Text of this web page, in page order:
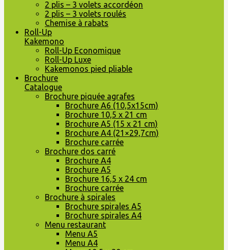
2 plis – 3 volets accordéon
2 plis – 3 volets roulés
Chemise à rabats
Roll-Up
Kakemono
Roll-Up Economique
Roll-Up Luxe
Kakemonos pied pliable
Brochure
Catalogue
Brochure piquée agrafes
Brochure A6 (10,5x15cm)
Brochure 10,5 x 21 cm
Brochure A5 (15 x 21 cm)
Brochure A4 (21×29,7cm)
Brochure carrée
Brochure dos carré
Brochure A4
Brochure A5
Brochure 16,5 x 24 cm
Brochure carrée
Brochure à spirales
Brochure spirales A5
Brochure spirales A4
Menu restaurant
Menu A5
Menu A4